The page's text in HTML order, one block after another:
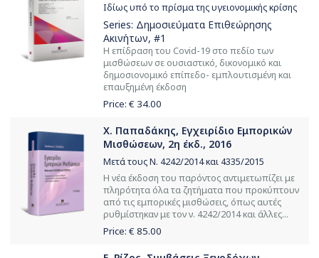
Ιδίως υπό το πρίσμα της υγειονομικής κρίσης
Series: Δημοσιεύματα Επιθεώρησης
Ακινήτων, #1
Η επίδραση του Covid-19 στο πεδίο των
μισθώσεων σε ουσιαστικό, δικονομικό και
δημοσιονομικό επίπεδο- εμπλουτισμένη και
επαυξημένη έκδοση
Price: € 34.00
Χ. Παπαδάκης, Εγχειρίδιο Εμπορικών
Μισθώσεων, 2η έκδ., 2016
Μετά τους Ν. 4242/2014 και 4335/2015
Η νέα έκδοση του παρόντος αντιμετωπίζει με
πληρότητα όλα τα ζητήματα που προκύπτουν
από τις εμπορικές μισθώσεις, όπως αυτές
ρυθμίστηκαν με τον ν. 4242/2014 και άλλες...
Price: € 85.00